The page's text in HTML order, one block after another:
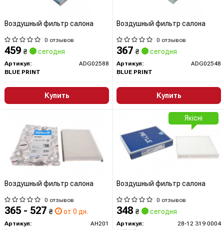
Воздушный фильтр салона
0 отзывов
459 ₴ сегодня
Артикул:
ADG02588
BLUE PRINT
Купить
Воздушный фильтр салона
0 отзывов
367 ₴ сегодня
Артикул:
ADG02548
BLUE PRINT
Купить
Воздушный фильтр салона
0 отзывов
365 - 527 ₴ от 0 дн.
Артикул:
AH201
Воздушный фильтр салона
0 отзывов
348 ₴ сегодня
Артикул:
28-12 319 0004
Якісні